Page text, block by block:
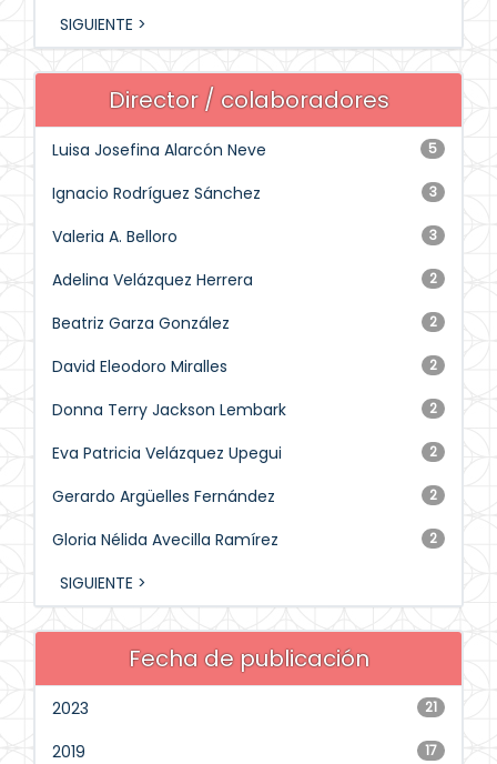
SIGUIENTE >
Director / colaboradores
5
Luisa Josefina Alarcón Neve
3
Ignacio Rodríguez Sánchez
3
Valeria A. Belloro
2
Adelina Velázquez Herrera
2
Beatriz Garza González
2
David Eleodoro Miralles
2
Donna Terry Jackson Lembark
2
Eva Patricia Velázquez Upegui
2
Gerardo Argüelles Fernández
2
Gloria Nélida Avecilla Ramírez
SIGUIENTE >
Fecha de publicación
21
2023
17
2019